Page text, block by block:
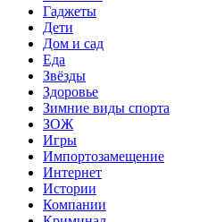
Гаджеты
Дети
Дом и сад
Еда
Звёзды
Здоровье
Зимние виды спорта
ЗОЖ
Игры
Импортозамещение
Интернет
Истории
Компании